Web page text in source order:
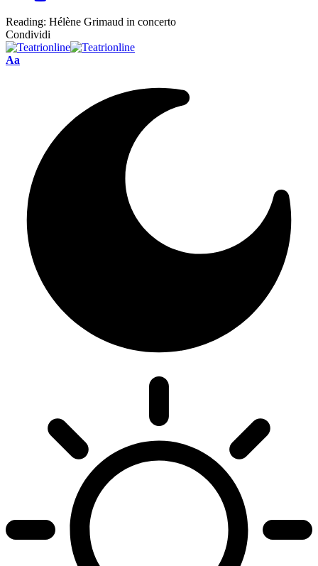
Reading: Hélène Grimaud in concerto
Condividi
Font
Aa